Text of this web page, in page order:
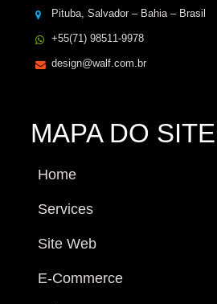
Pituba, Salvador – Bahia – Brasil
+55(71) 98511-9978
design@walf.com.br
MAPA DO SITE
Home
Services
Site Web
E-Commerce